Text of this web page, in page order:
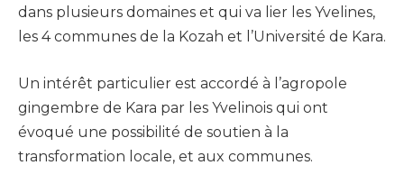
dans plusieurs domaines et qui va lier les Yvelines,
les 4 communes de la Kozah et l’Université de Kara.
Un intérêt particulier est accordé à l’agropole
gingembre de Kara par les Yvelinois qui ont
évoqué une possibilité de soutien à la
transformation locale, et aux communes.